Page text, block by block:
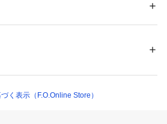
く表示（F.O.Online Store）